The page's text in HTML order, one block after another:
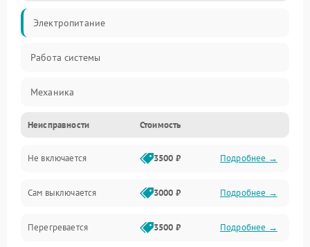
Электропитание
Работа системы
Механика
Неисправности Стоимость
Не включается 3500 ₽ Подробнее →
Сам выключается 3000 ₽ Подробнее →
Перегревается 3500 ₽ Подробнее →